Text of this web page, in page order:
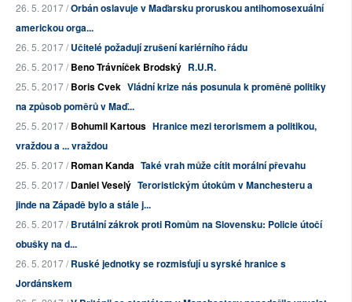
26. 5. 2017 /Orbán oslavuje v Maďarsku proruskou antihomosexuální
americkou orga...
26. 5. 2017 /Učitelé požadují zrušení kariérního řádu
26. 5. 2017 /Beno Trávníček Brodský R.U.R.
25. 5. 2017 /Boris Cvek Vládní krize nás posunula k proměně politiky
na způsob poměrů v Maď...
25. 5. 2017 /Bohumil Kartous Hranice mezi terorismem a politikou,
vraždou a ... vraždou
25. 5. 2017 /Roman Kanda Také vrah může cítit morální převahu
25. 5. 2017 /Daniel Veselý Teroristickým útokům v Manchesteru a
jinde na Západě bylo a stále j...
26. 5. 2017 /Brutální zákrok proti Romům na Slovensku: Policie útočí
obušky na d...
26. 5. 2017 /Ruské jednotky se rozmisťují u syrské hranice s
Jordánskem